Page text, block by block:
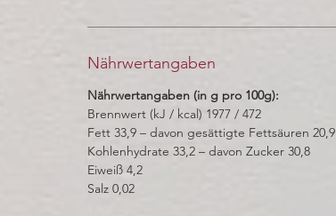
Nährwertangaben
Nährwertangaben (in g pro 100g):
Brennwert (kJ / kcal) 1977 / 472
Fett 33,9 – davon gesättigte Fettsäuren 20,9
Kohlenhydrate 33,2 – davon Zucker 30,8
Eiweiß 4,2
Salz 0,02